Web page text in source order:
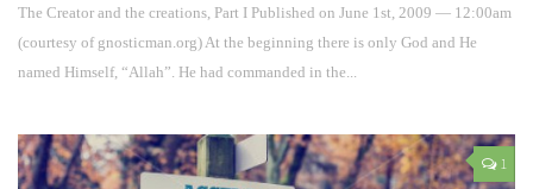
The Creator and the creations, Part I Published on June 1st, 2009 — 12:00am
(courtesy of gnosticman.org) At the beginning there is only God and He
named Himself, “Allah”. He had commanded in the...
1